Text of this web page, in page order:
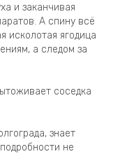
и заканчивая
А спину всё
исколотая ягодица
а следом за
соседка
знает
не